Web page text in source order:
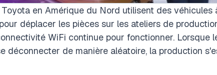
en Amérique du Nord utilisent des véhicules
déplacer les pièces sur les ateliers de
WiFi continue pour fonctionner. Lorsque
déconnecter de manière aléatoire, la production